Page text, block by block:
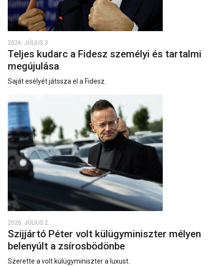
2026. JÚLIUS 3.
Teljes kudarc a Fidesz személyi és tartalmi
megújulása
Saját esélyét játssza el a Fidesz.
2026. JÚLIUS 2.
Szijjártó Péter volt külügyminiszter mélyen
belenyúlt a zsírosbödönbe
Szerette a volt külügyminiszter a luxust.